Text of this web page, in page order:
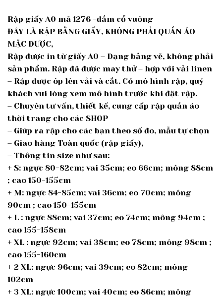
Rập giấy A0 mã 1276 -đầm cổ vuông
ĐÂY LÀ RẬP BẰNG GIẤY, KHÔNG PHẢI QUẦN ÁO
MẶC ĐƯỢC,
Rập được in từ giấy A0 – Dạng bảng vẽ, không phải
sản phẩm. Rập đã được may thử – hợp với vải linen
– Rập được ôp lên vải và cắt. Có mô hình rập, quý
khách vui lòng xem mô hình trước khi đặt rập.
– Chuyên tư vấn, thiết kế, cung cấp rập quần áo
thời trang cho các SHOP
– Giúp ra rập cho các bạn theo số đo, mẫu tự chọn
– Giao hàng Toàn quốc (rập giấy),
– Thông tin size như sau:
+ S: ngực 80-82cm; vai 35cm; eo 66cm; mông 88cm
; cao 150-155cm
+ M: ngực 84-85cm; vai 36cm; eo 70cm; mông
90cm ; cao 150-155cm
+ L : ngực 88cm; vai 37cm; eo 74cm; mông 94cm ;
cao 155-158cm
+ XL : ngực 92cm; vai 38cm; eo 78cm; mông 98cm ;
cao 155-160cm
+ 2 XL: ngực 96cm; vai 39cm; eo 82cm; mông
102cm
+ 3 XL: ngực 100cm; vai 40cm; eo 86cm; mông